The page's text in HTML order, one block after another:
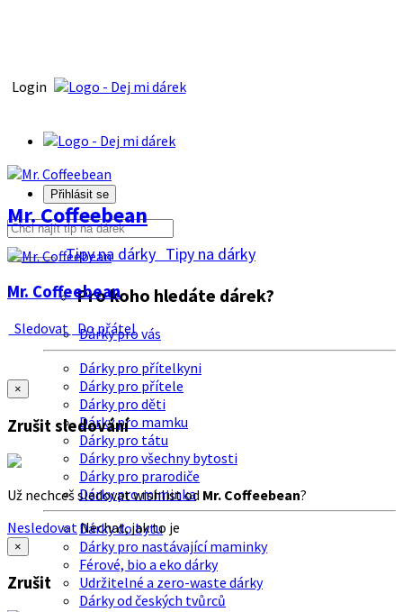
Login
Přihlásit se
Tipy na dárky Tipy na dárky
Pro koho hledáte dárek?
Dárky pro vás
Dárky pro přítelkyni
Dárky pro přítele
Dárky pro děti
Dárky pro mamku
Dárky pro tátu
Dárky pro všechny bytosti
Dárky pro prarodiče
Dárky pro miminka
Dárky do bytu
Dárky pro nastávající maminky
Férové, bio a eko dárky
Udržitelné a zero-waste dárky
Dárky od českých tvůrců
Mr. Coffeebean
Mr. Coffeebean
Sledovat Do přátel
×
Zrušit sledování
Už nechceš sledovat wishlist od Mr. Coffeebean?
Nesledovat Nechat, jak to je
×
Zrušit